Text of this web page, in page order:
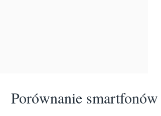
Porównanie smartfonów